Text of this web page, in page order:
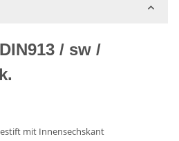
/ sw /
mit Innensechskant